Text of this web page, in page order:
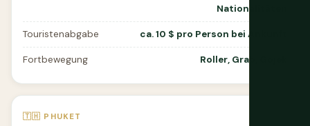
Nationalitäten
Touristenabgabe ca. 10 $ pro Person bei Ankunft
Fortbewegung Roller, Grab, Gojek
🇹🇭 PHUKET